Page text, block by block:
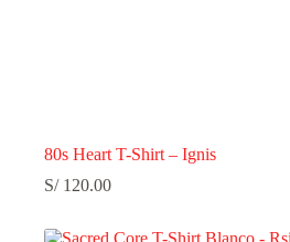
80s Heart T-Shirt – Ignis
S/120.00